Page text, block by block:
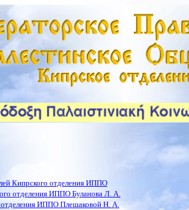
Кипрского отделения ИППО
отделения ИППО Буланова Л. А.
отделения ИППО Плешаковой Н. А.